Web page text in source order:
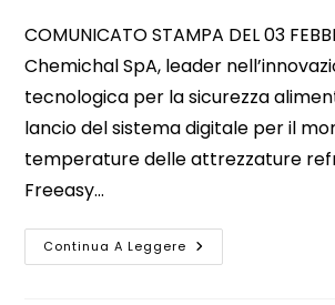
COMUNICATO STAMPA DEL 03
Chemichal SpA, leader
tecnologica per la sicurezza
lancio del sistema digitale per il
temperature delle attrezzature
Freeasy…
Continua A Leggere